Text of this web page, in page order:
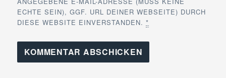
ECHTE SEIN), GGF. URL DEINER WEBSEITE) DURCH
DIESE WEBSITE EINVERSTANDEN.*